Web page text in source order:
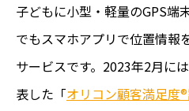
子どもに小型・軽量のGPS端
でもスマホアプリで位置情報
サービスです。2023年2月に
表した「オリコン顧客満足度